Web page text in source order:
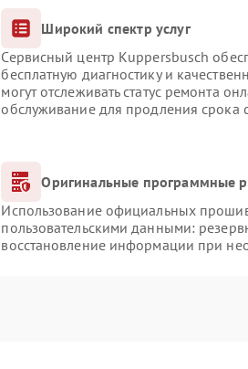
Широкий спектр услуг
Сервисный центр Kuppersbusch
бесплатную диагностику и
могут отслеживать статус ремонта
обслуживание для продления срока
Оригинальные программные
Использование официальных
пользовательскими данными:
восстановление информации при